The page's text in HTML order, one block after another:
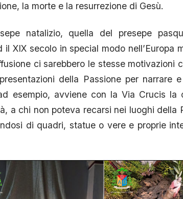
la morte e la resurrezione di Gesù.
natalizio, quella del presepe
XIX secolo in special modo nell’Europa
ci sarebbero le stesse motivazioni
della Passione per narrare
esempio, avviene con la Via Crucis la
a chi non poteva recarsi nei luoghi della
di quadri, statue o vere e proprie